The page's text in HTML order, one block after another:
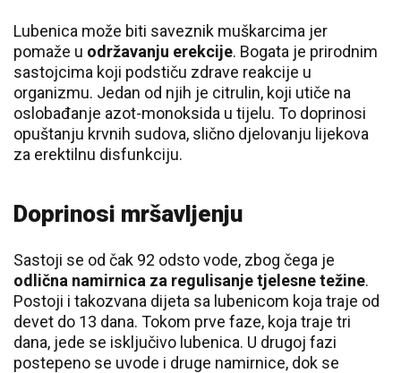
Lubenica može biti saveznik muškarcima jer
pomaže u održavanju erekcije. Bogata je prirodnim
sastojcima koji podstiču zdrave reakcije u
organizmu. Jedan od njih je citrulin, koji utiče na
oslobađanje azot-monoksida u tijelu. To doprinosi
opuštanju krvnih sudova, slično djelovanju lijekova
za erektilnu disfunkciju.
Doprinosi mršavljenju
Sastoji se od čak 92 odsto vode, zbog čega je
odlična namirnica za regulisanje tjelesne težine.
Postoji i takozvana dijeta sa lubenicom koja traje od
devet do 13 dana. Tokom prve faze, koja traje tri
dana, jede se isključivo lubenica. U drugoj fazi
postepeno se uvode i druge namirnice, dok se